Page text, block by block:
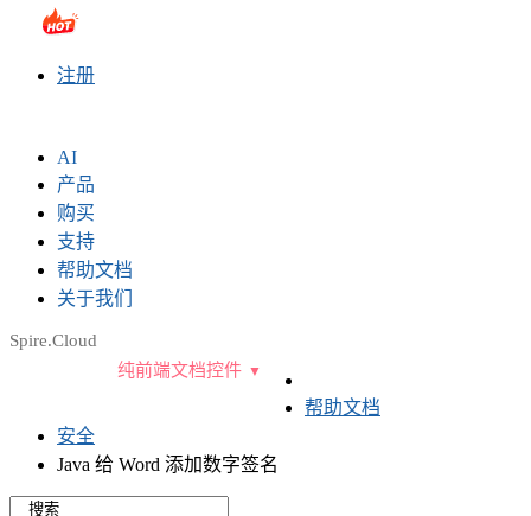
sales@e-iceblue.com
注册
AI
产品
购买
支持
帮助文档
关于我们
Spire.Cloud
纯前端文档控件
帮助文档
安全
Java 给 Word 添加数字签名